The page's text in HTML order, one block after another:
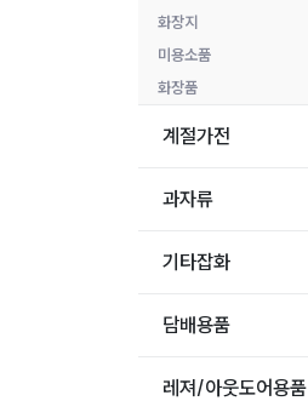
화장지
미용소품
화장품
계절가전
과자류
기타잡화
담배용품
레져/아웃도어용품